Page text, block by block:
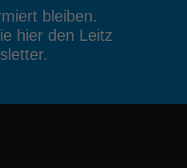
bleiben.
hier den Leitz